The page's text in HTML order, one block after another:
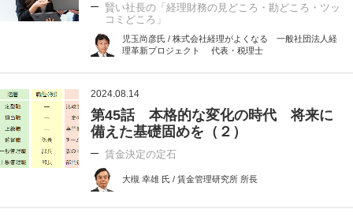
賢い社長の「経理財務の見どころ・勘どころ・ツッ
コミどころ」
児玉尚彦氏 / 株式会社経理がよくなる 一般社団法人経
理革新プロジェクト 代表・税理士
2024.08.14
第45話 本格的な変化の時代 将来に
備えた基礎固めを（２）
賃金決定の定石
大槻 幸雄 氏 / 賃金管理研究所 所長